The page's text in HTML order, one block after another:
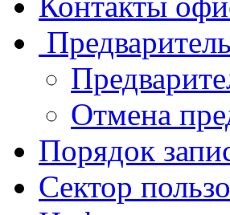
Отмена
Порядок
Сектор